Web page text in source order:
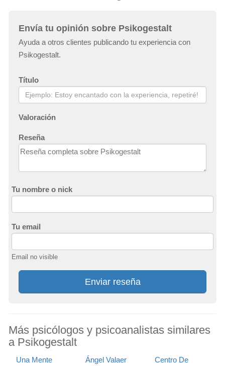
Envía tu opinión sobre Psikogestalt
Ayuda a otros clientes publicando tu experiencia con
Psikogestalt.
Título
Valoración
Reseña
Tu nombre o nick
Tu email
Email no visible
Enviar reseña
Más psicólogos y psicoanalistas similares
a Psikogestalt
Una Mente
Ángel Valaer
Centro De